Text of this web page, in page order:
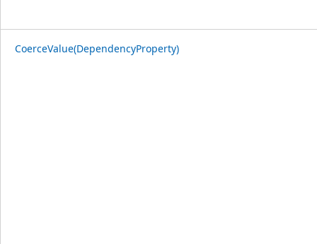
CoerceValue(DependencyProperty)